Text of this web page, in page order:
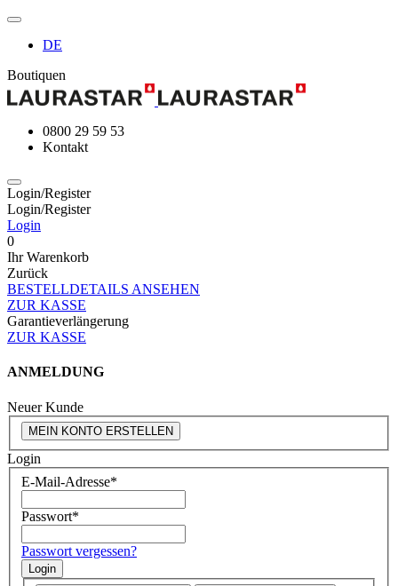
DE
Boutiquen
0800 29 59 53
Kontakt
Login/Register
Login/Register
Login
0
Ihr Warenkorb
Zurück
BESTELLDETAILS ANSEHEN
ZUR KASSE
Garantieverlängerung
ZUR KASSE
ANMELDUNG
Neuer Kunde
MEIN KONTO ERSTELLEN
Login
E-Mail-Adresse*
Passwort*
Passwort vergessen?
Login